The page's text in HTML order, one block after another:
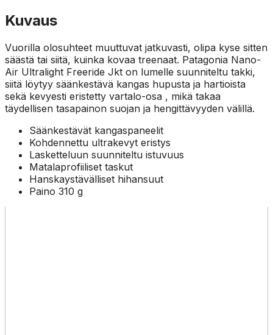
Kuvaus
Vuorilla olosuhteet muuttuvat jatkuvasti, olipa kyse sitten
säästä tai siitä, kuinka kovaa treenaat. Patagonia Nano-
Air Ultralight Freeride Jkt on lumelle suunniteltu takki,
siitä löytyy säänkestävä kangas hupusta ja hartioista
sekä kevyesti eristetty vartalo-osa , mikä takaa
täydellisen tasapainon suojan ja hengittävyyden välillä.
Säänkestävät kangaspaneelit
Kohdennettu ultrakevyt eristys
Lasketteluun suunniteltu istuvuus
Matalaprofiiliset taskut
Hanskaystävälliset hihansuut
Paino 310 g